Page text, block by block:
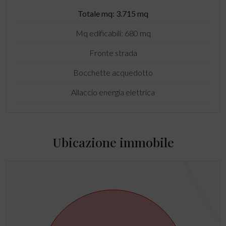
Totale mq: 3.715 mq
Mq edificabili: 680 mq
Fronte strada
Bocchette acquedotto
Allaccio energia elettrica
Ubicazione immobile